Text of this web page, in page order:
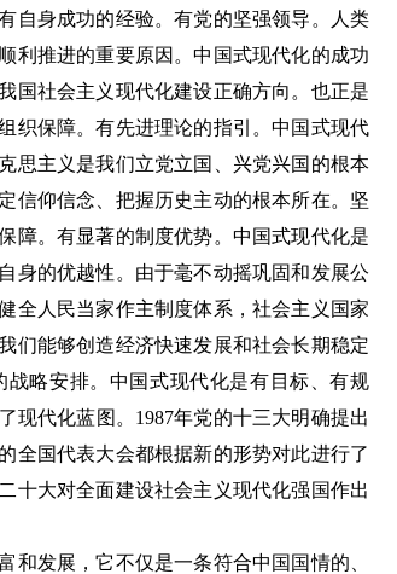
自身成功的经验。有党的坚强领导。人类
利推进的重要原因。中国式现代化的成功
国社会主义现代化建设正确方向。也正是
织保障。有先进理论的指引。中国式现代
思主义是我们立党立国、兴党兴国的根本
信仰信念、把握历史主动的根本所在。坚
障。有显著的制度优势。中国式现代化是
身的优越性。由于毫不动摇巩固和发展公
全人民当家作主制度体系，社会主义国家
们能够创造经济快速发展和社会长期稳定
略安排。中国式现代化是有目标、有规
现代化蓝图。1987年党的十三大明确提出
全国代表大会都根据新的形势对此进行了
十大对全面建设社会主义现代化强国作出
和发展，它不仅是一条符合中国国情的、